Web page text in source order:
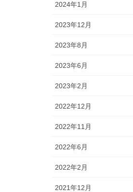
2024年1月
2023年12月
2023年8月
2023年6月
2023年2月
2022年12月
2022年11月
2022年6月
2022年2月
2021年12月